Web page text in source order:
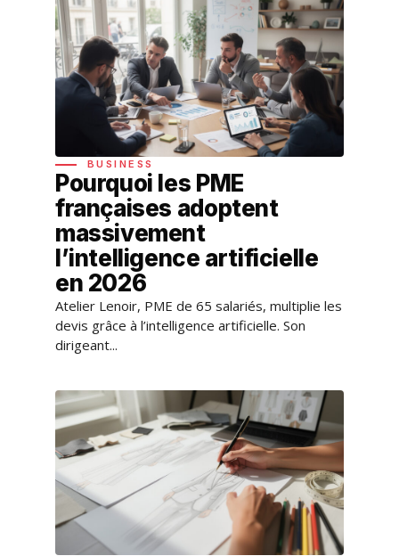
BUSINESS
Pourquoi les PME
françaises adoptent
massivement
l’intelligence artificielle
en 2026
Atelier Lenoir, PME de 65 salariés, multiplie les
devis grâce à l’intelligence artificielle. Son
dirigeant...